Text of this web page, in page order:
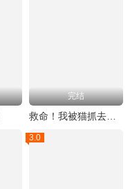
完结
救命！我被猫抓去绝育了
3.0